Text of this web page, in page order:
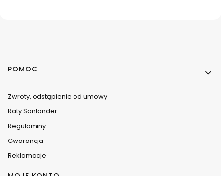
Linki w stopce
POMOC
Zwroty, odstąpienie od umowy
Raty Santander
Regulaminy
Gwarancja
Reklamacje